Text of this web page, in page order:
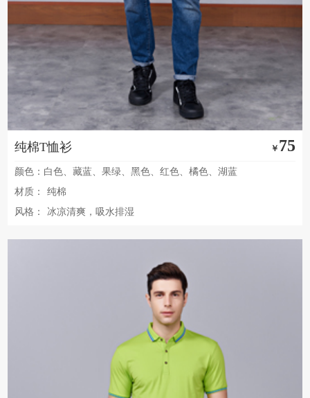
纯棉T恤衫 ￥ 75
颜色：白色、藏蓝、果绿、黑色、红色、橘色、湖蓝
材质：
纯棉
风格：
冰凉清爽，吸水排湿